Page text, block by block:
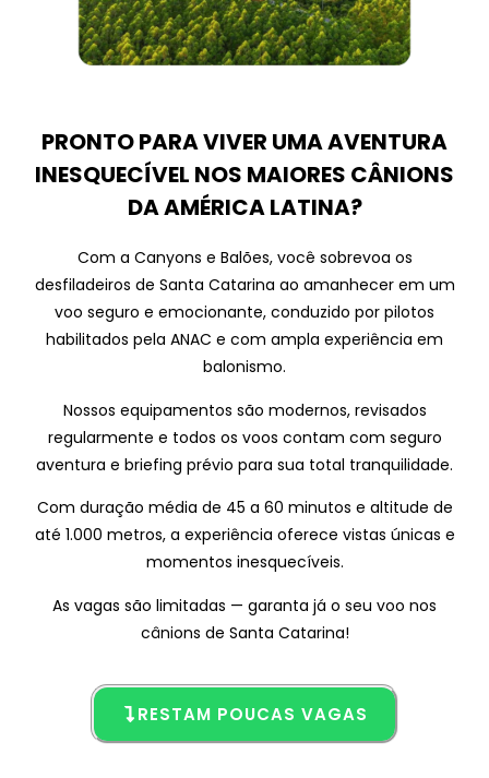
PRONTO PARA VIVER UMA AVENTURA
INESQUECÍVEL NOS MAIORES CÂNIONS
DA AMÉRICA LATINA?
Com a Canyons e Balões, você sobrevoa os
desfiladeiros de Santa Catarina ao amanhecer em um
voo seguro e emocionante, conduzido por pilotos
habilitados pela ANAC e com ampla experiência em
balonismo.
Nossos equipamentos são modernos, revisados
regularmente e todos os voos contam com seguro
aventura e briefing prévio para sua total tranquilidade.
Com duração média de 45 a 60 minutos e altitude de
até 1.000 metros, a experiência oferece vistas únicas e
momentos inesquecíveis.
As vagas são limitadas — garanta já o seu voo nos
cânions de Santa Catarina!
RESTAM POUCAS VAGAS